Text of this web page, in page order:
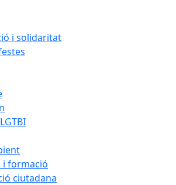
i solidaritat
i formació
ciutadana